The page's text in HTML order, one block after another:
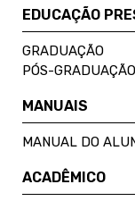
EDUCAÇÃO
GRADUAÇÃO
PÓS-GRADUAÇÃO
MANUAIS
MANUAL DO
ACADÊMICO